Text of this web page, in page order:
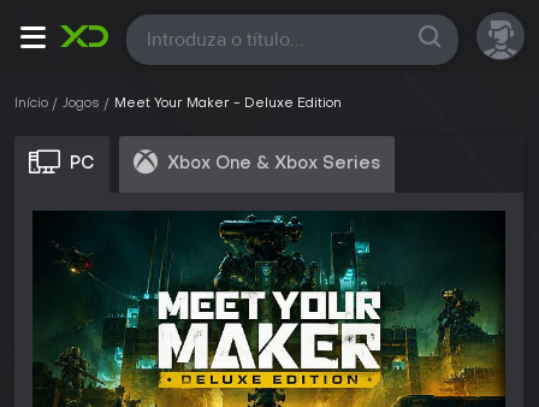
Todas
Início Jogos Meet Your Maker - Deluxe Edition
PC Xbox One & Xbox Series